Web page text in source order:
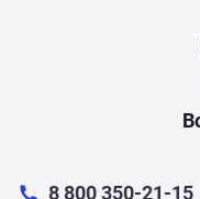
8 800 350-21-15